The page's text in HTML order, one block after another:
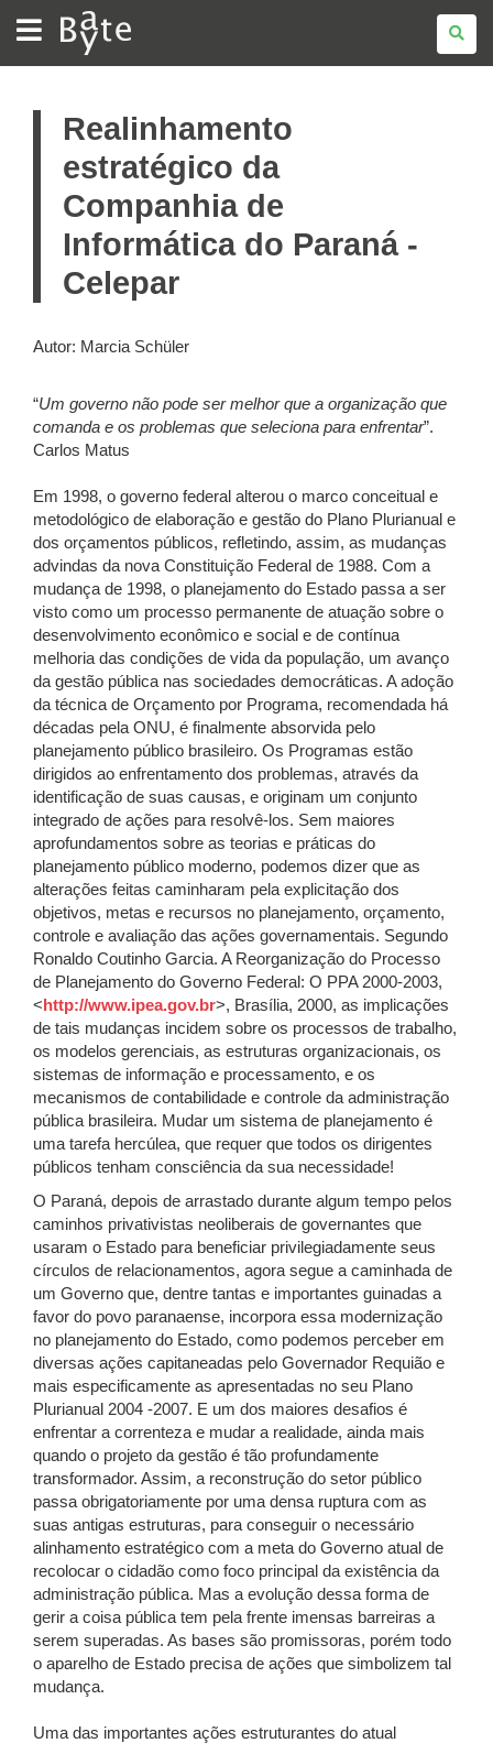
BATE
BYTE
Realinhamento
estratégico da
Companhia de
Informática do Paraná -
Celepar
Autor: Marcia Schüler
“Um governo não pode ser melhor que a organização que
comanda e os problemas que seleciona para enfrentar”.
Carlos Matus
Em 1998, o governo federal alterou o marco conceitual e
metodológico de elaboração e gestão do Plano Plurianual e
dos orçamentos públicos, refletindo, assim, as mudanças
advindas da nova Constituição Federal de 1988. Com a
mudança de 1998, o planejamento do Estado passa a ser
visto como um processo permanente de atuação sobre o
desenvolvimento econômico e social e de contínua
melhoria das condições de vida da população, um avanço
da gestão pública nas sociedades democráticas. A adoção
da técnica de Orçamento por Programa, recomendada há
décadas pela ONU, é finalmente absorvida pelo
planejamento público brasileiro. Os Programas estão
dirigidos ao enfrentamento dos problemas, através da
identificação de suas causas, e originam um conjunto
integrado de ações para resolvê-los. Sem maiores
aprofundamentos sobre as teorias e práticas do
planejamento público moderno, podemos dizer que as
alterações feitas caminharam pela explicitação dos
objetivos, metas e recursos no planejamento, orçamento,
controle e avaliação das ações governamentais. Segundo
Ronaldo Coutinho Garcia. A Reorganização do Processo
de Planejamento do Governo Federal: O PPA 2000-2003,
< http://www.ipea.gov.br>, Brasília, 2000, as implicações
de tais mudanças incidem sobre os processos de trabalho,
os modelos gerenciais, as estruturas organizacionais, os
sistemas de informação e processamento, e os
mecanismos de contabilidade e controle da administração
pública brasileira. Mudar um sistema de planejamento é
uma tarefa hercúlea, que requer que todos os dirigentes
públicos tenham consciência da sua necessidade!
O Paraná, depois de arrastado durante algum tempo pelos
caminhos privativistas neoliberais de governantes que
usaram o Estado para beneficiar privilegiadamente seus
círculos de relacionamentos, agora segue a caminhada de
um Governo que, dentre tantas e importantes guinadas a
favor do povo paranaense, incorpora essa modernização
no planejamento do Estado, como podemos perceber em
diversas ações capitaneadas pelo Governador Requião e
mais especificamente as apresentadas no seu Plano
Plurianual 2004 -2007. E um dos maiores desafios é
enfrentar a correnteza e mudar a realidade, ainda mais
quando o projeto da gestão é tão profundamente
transformador. Assim, a reconstrução do setor público
passa obrigatoriamente por uma densa ruptura com as
suas antigas estruturas, para conseguir o necessário
alinhamento estratégico com a meta do Governo atual de
recolocar o cidadão como foco principal da existência da
administração pública. Mas a evolução dessa forma de
gerir a coisa pública tem pela frente imensas barreiras a
serem superadas. As bases são promissoras, porém todo
o aparelho de Estado precisa de ações que simbolizem tal
mudança.
Uma das importantes ações estruturantes do atual